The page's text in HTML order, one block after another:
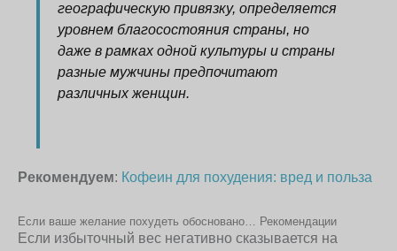
географическую привязку, определяется
уровнем благосостояния страны, но
даже в рамках одной культуры и страны
разные мужчины предпочитают
различных женщин.
Рекомендуем: Кофеин для похудения: вред и польза
Если ваше желание похудеть обосновано… Рекомендации
Если избыточный вес негативно сказывается на